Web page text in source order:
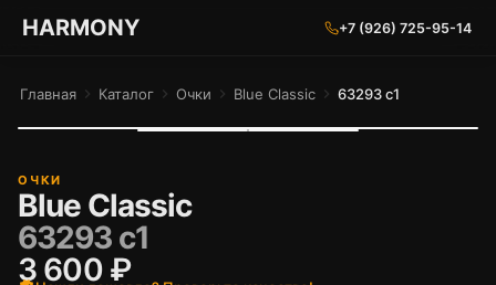
ГАРМОНИЯ ГЛАЗ
HARMONY +7 (926) 725-95-14
Главная chevron_right Каталог chevron_right Очки chevron_right Blue Classic chevron_right 63293 c1
ОЧКИ
Blue Classic
63293 c1
3 600 ₽